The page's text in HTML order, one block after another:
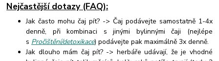
Nejčastější dotazy (FAQ):
Jak často mohu čaj pít? -> Čaj podávejte samostatně 1-4x
denně, při kombinaci s jinými bylinnými čaji (nejlépe
s Pročištění/detoxikace) podávejte pak maximálně 3x denně.
Jak dlouho mám čaj pít? -> herbáře udávají, že je vhodné